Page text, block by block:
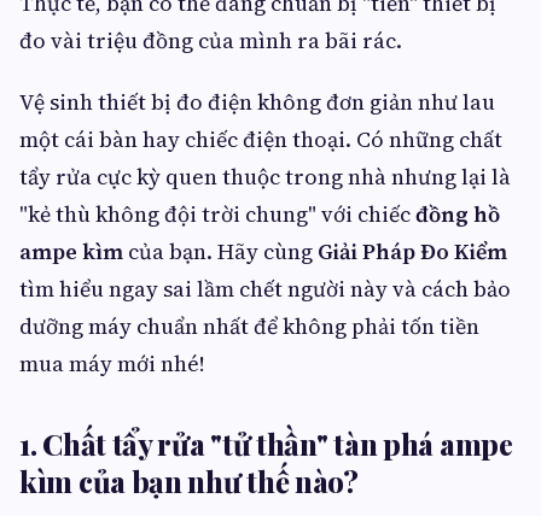
đo vài triệu đồng của mình ra bãi rác.
Vệ sinh thiết bị đo điện không đơn giản như lau
một cái bàn hay chiếc điện thoại. Có những chất
tẩy rửa cực kỳ quen thuộc trong nhà nhưng lại là
"kẻ thù không đội trời chung" với chiếcđồng hồ
ampe kìm của bạn. Hãy cùng Giải Pháp Đo Kiểm
tìm hiểu ngay sai lầm chết người này và cách bảo
dưỡng máy chuẩn nhất để không phải tốn tiền
mua máy mới nhé!
1. Chất tẩy rửa "tử thần" tàn phá ampe
kìm của bạn như thế nào?